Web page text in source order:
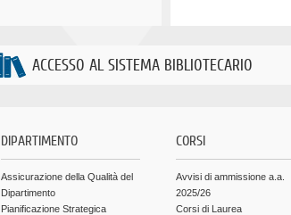
ACCESSO AL SISTEMA BIBLIOTECARIO
DIPARTIMENTO
Assicurazione della Qualità del
Dipartimento
Pianificazione Strategica
CORSI
Avvisi di ammissione a.a.
2025/26
Corsi di Laurea